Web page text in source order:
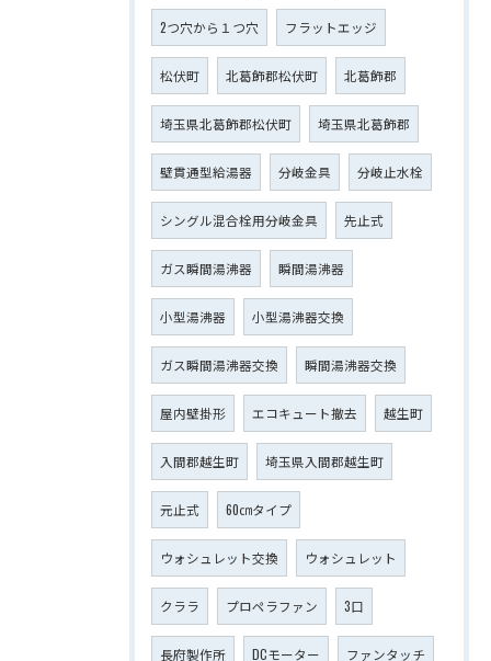
2つ穴から１つ穴 フラットエッジ
松伏町 北葛飾郡松伏町 北葛飾郡
埼玉県北葛飾郡松伏町 埼玉県北葛飾郡
壁貫通型給湯器 分岐金具 分岐止水栓
シングル混合栓用分岐金具 先止式
ガス瞬間湯沸器 瞬間湯沸器
小型湯沸器 小型湯沸器交換
ガス瞬間湯沸器交換 瞬間湯沸器交換
屋内壁掛形 エコキュート撤去 越生町
入間郡越生町 埼玉県入間郡越生町
元止式 60㎝タイプ
ウォシュレット交換 ウォシュレット
クララ プロペラファン 3口
長府製作所 DCモーター ファンタッチ